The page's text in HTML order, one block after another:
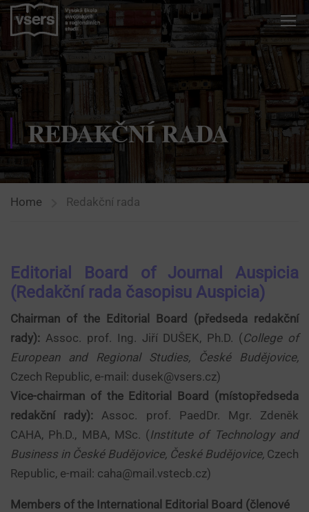
REDAKČNÍ RADA
Home Redakční rada
Editorial Board of Journal Auspicia
(Redakční rada časopisu Auspicia)
Chairman of the Editorial Board (předseda redakční
rady): Assoc. prof. Ing. Jiří DUŠEK, Ph.D. (College of
European and Regional Studies, České Budějovice,
Czech Republic, e-mail: dusek@vsers.cz)
Vice-chairman of the Editorial Board (místopředseda
redakční rady): Assoc. prof. PaedDr. Mgr. Zdeněk
CAHA, Ph.D., MBA, MSc. (Institute of Technology and
Business in České Budějovice, České Budějovice, Czech
Republic, e-mail: caha@mail.vstecb.cz)
Members of the International Editorial Board (členové